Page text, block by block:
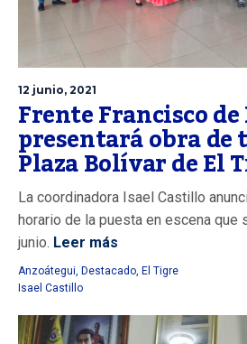
12 junio, 2021
Frente Francisco
presentará obra de
Plaza Bolívar de El
La coordinadora Isael Castillo
horario de la puesta en escena que
junio. Leer más
Anzoátegui, Destacado, El Tigre
Isael Castillo